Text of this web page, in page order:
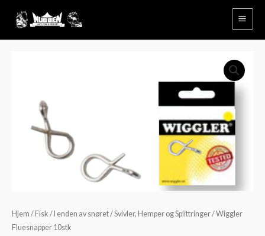
Hjem / Fisk / I enden av snøret/Svivler, Hemper og Splittringer/ Wiggler
Fluesnapper 10stk